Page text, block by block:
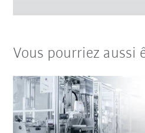
Vous pourriez aussi